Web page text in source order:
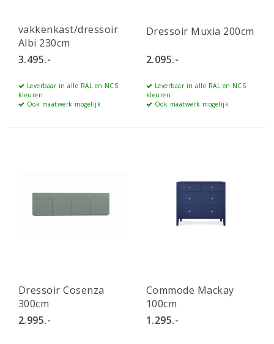
vakkenkast/dressoir
Albi 230cm
3.495.-
Leverbaar in alle RAL en NCS
kleuren
Ook maatwerk mogelijk
Dressoir Muxia 200cm
2.095.-
Leverbaar in alle RAL en NCS
kleuren
Ook maatwerk mogelijk
Dressoir Cosenza
300cm
2.995.-
Commode Mackay
100cm
1.295.-